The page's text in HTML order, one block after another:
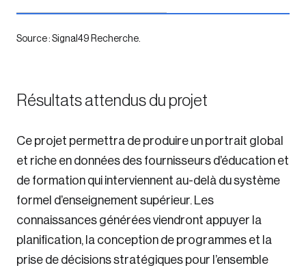
Source : Signal49 Recherche.
Résultats attendus du projet
Ce projet permettra de produire un portrait global
et riche en données des fournisseurs d’éducation et
de formation qui interviennent au-delà du système
formel d’enseignement supérieur. Les
connaissances générées viendront appuyer la
planification, la conception de programmes et la
prise de décisions stratégiques pour l’ensemble